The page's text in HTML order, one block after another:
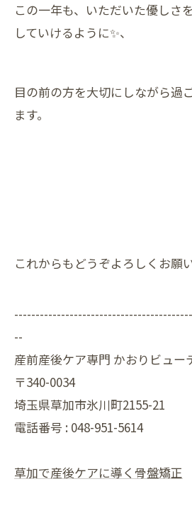
この一年も、いただいた優しさ
していけるように✨、
目の前の方を大切にしながら過
ます。
これからもどうぞよろしくお願
--
産前産後ケア専門 かおりビュー
〒340-0034
埼玉県草加市氷川町2155-21
電話番号 : 048-951-5614
草加で産後ケアに導く骨盤矯正